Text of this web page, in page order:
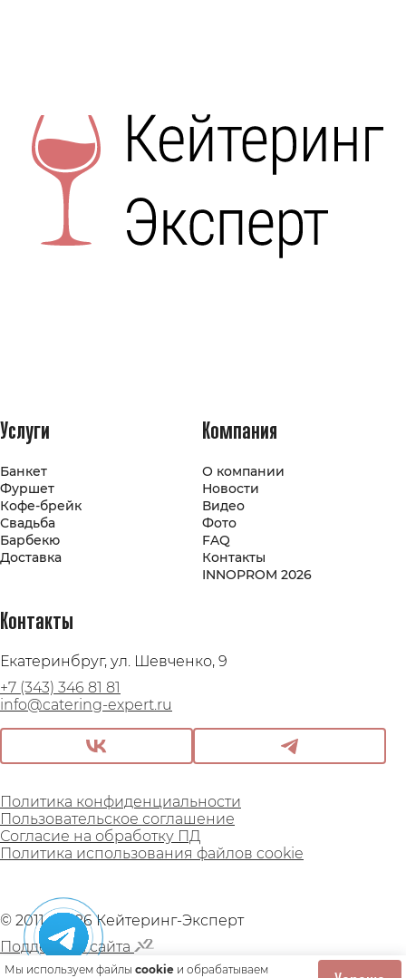
Услуги
Банкет
Фуршет
Кофе-брейк
Свадьба
Барбекю
Доставка
Компания
О компании
Новости
Видео
Фото
FAQ
Контакты
INNOPROM 2026
Контакты
Екатеринбруг, ул. Шевченко, 9
+7 (343) 346 81 81
info@catering-expert.ru
Политика конфиденциальности
Пользовательское соглашение
Согласие на обработку ПД
Политика использования файлов cookie
© 2011 - 2026 Кейтеринг-Эксперт
Поддержка сайта
Мы используем файлы cookie и обрабатываем